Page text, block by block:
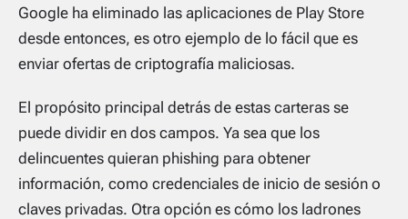
Google ha eliminado las aplicaciones de Play Store
desde entonces, es otro ejemplo de lo fácil que es
enviar ofertas de criptografía maliciosas.
El propósito principal detrás de estas carteras se
puede dividir en dos campos. Ya sea que los
delincuentes quieran phishing para obtener
información, como credenciales de inicio de sesión o
claves privadas. Otra opción es cómo los ladrones